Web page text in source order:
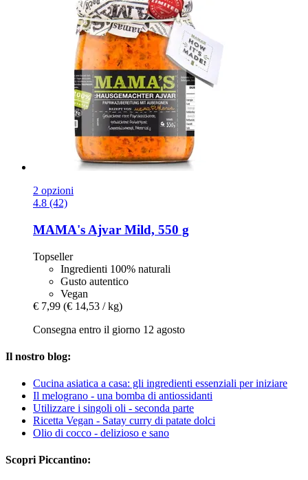
2 opzioni
4.8 (42)
MAMA's Ajvar Mild, 550 g
Topseller
Ingredienti 100% naturali
Gusto autentico
Vegan
€ 7,99 (€ 14,53 / kg)
Consegna entro il giorno 12 agosto
Il nostro blog:
Cucina asiatica a casa: gli ingredienti essenziali per iniziare
Il melograno - una bomba di antiossidanti
Utilizzare i singoli oli - seconda parte
Ricetta Vegan - Satay curry di patate dolci
Olio di cocco - delizioso e sano
Scopri Piccantino: